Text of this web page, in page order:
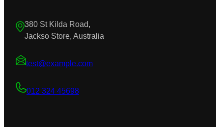
380 St Kilda Road,
Jackso Store, Australia
test@example.com
012 324 45698